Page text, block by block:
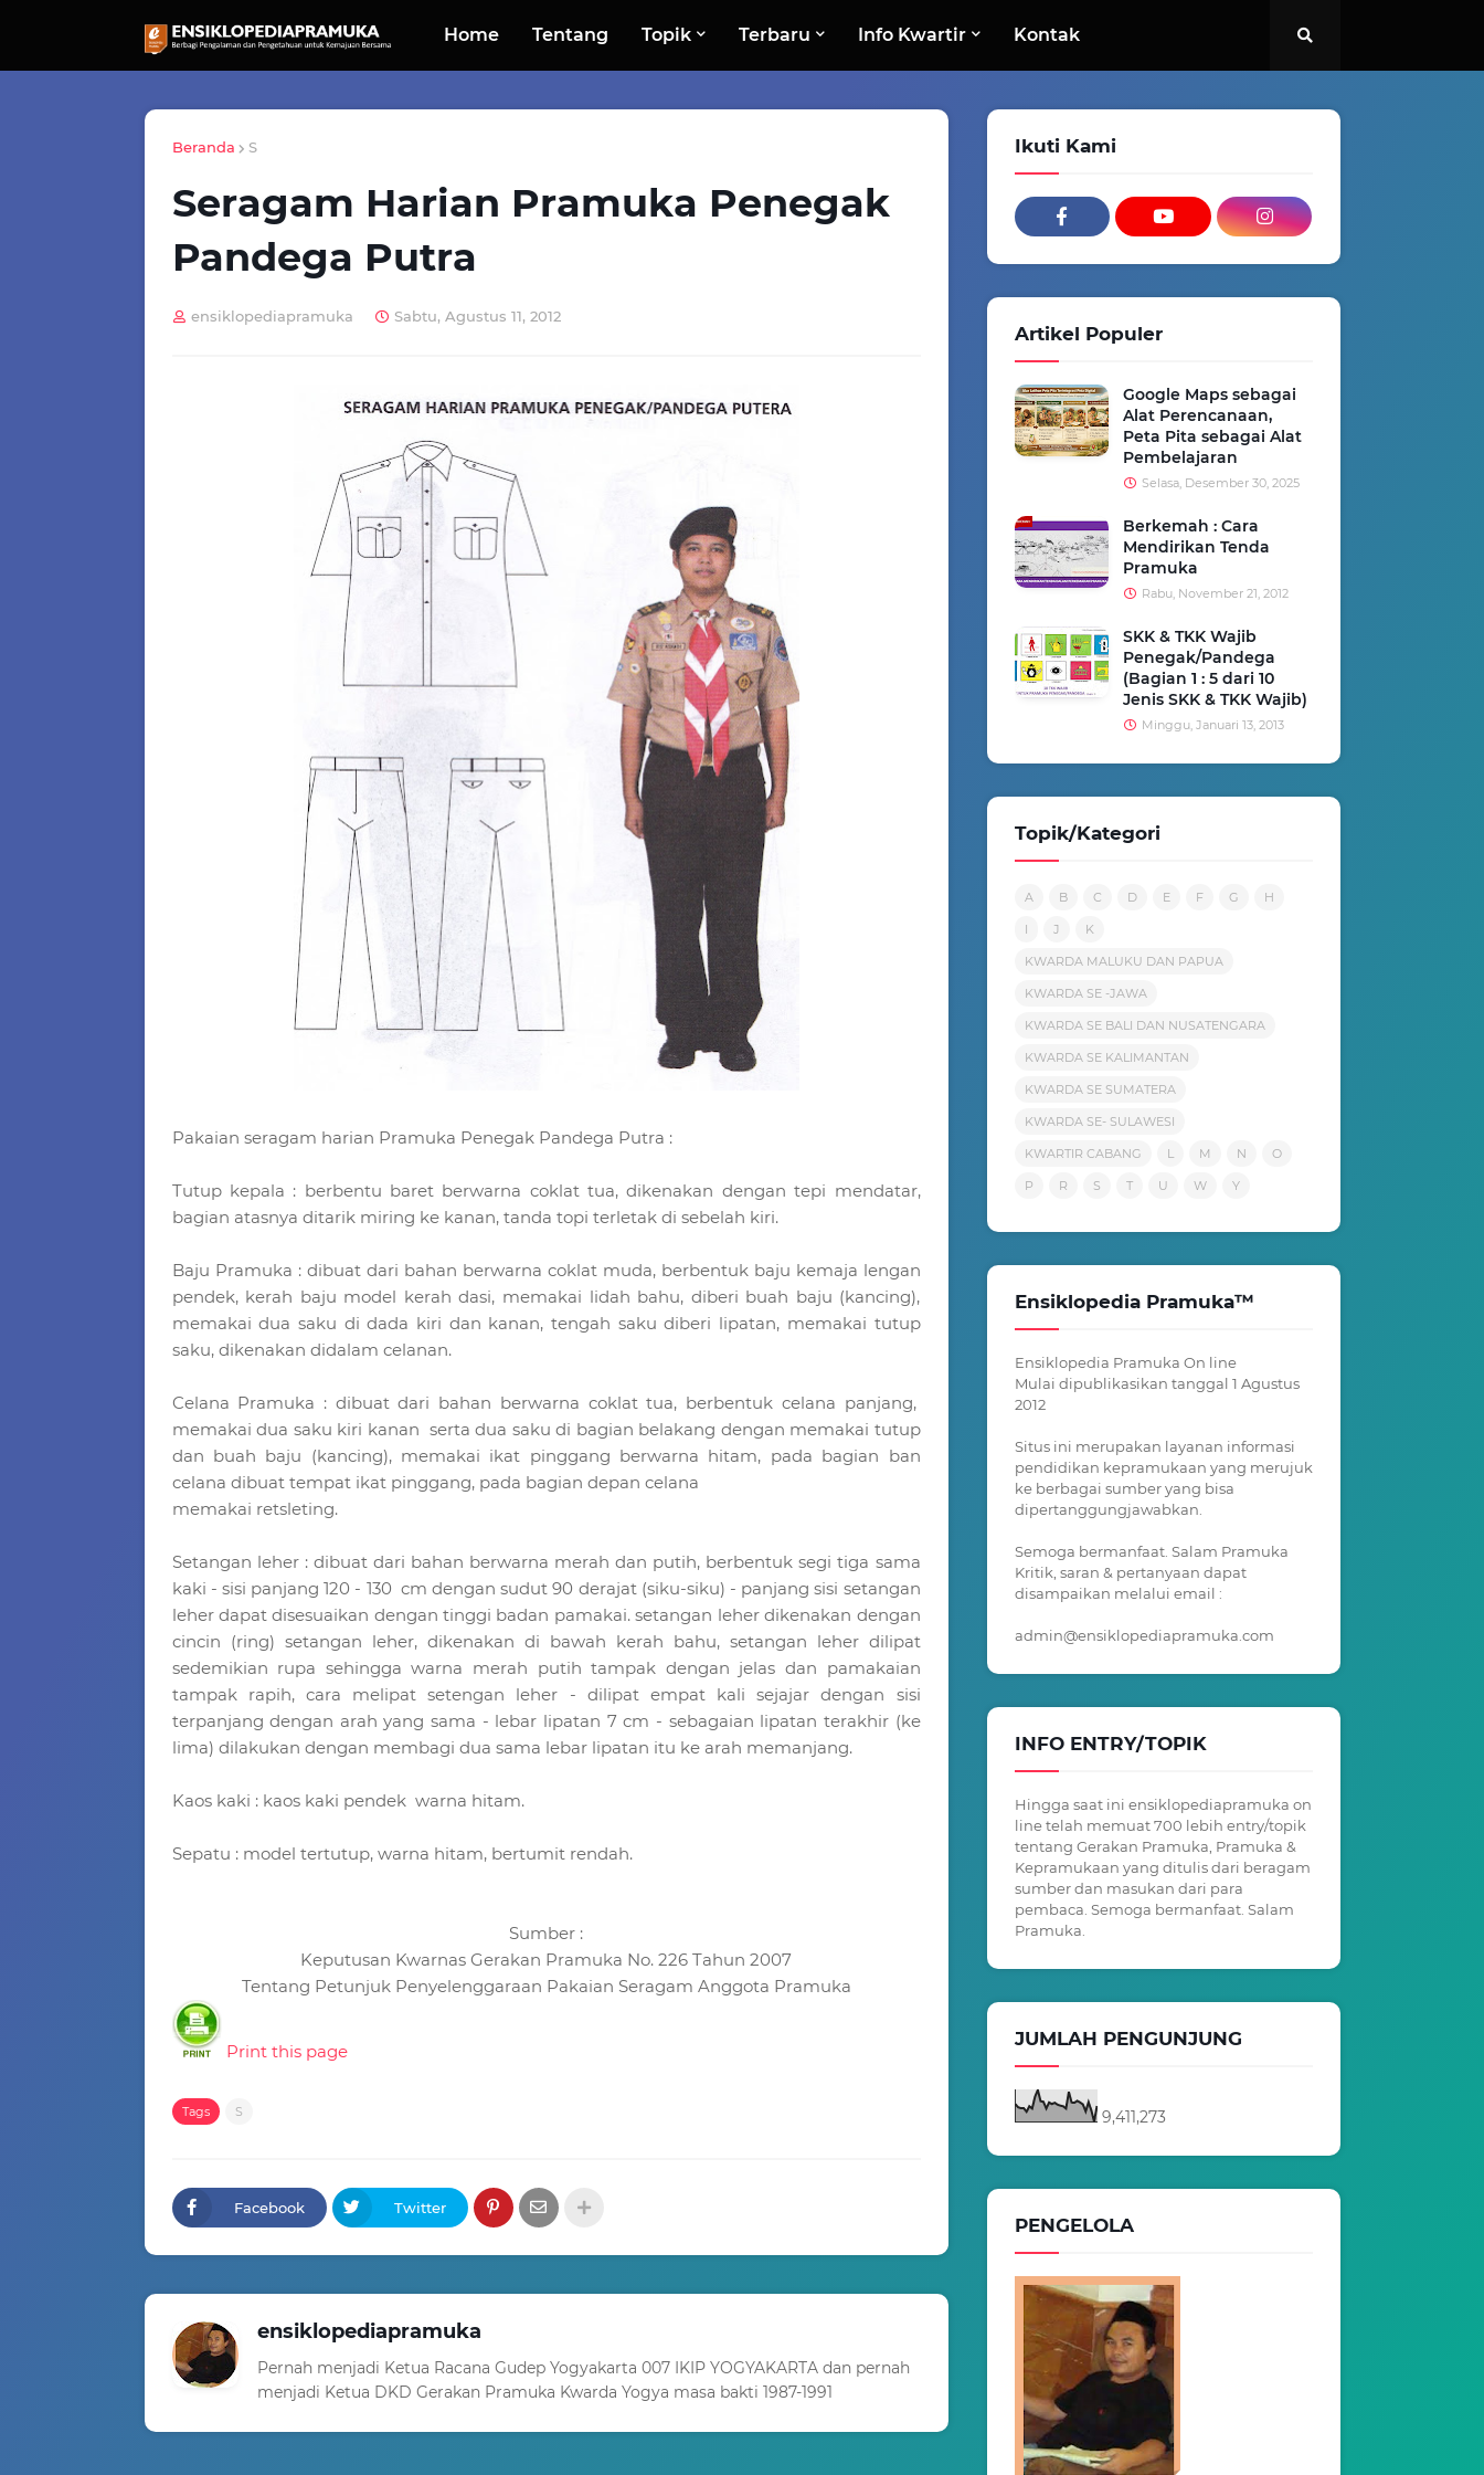
Home Tentang Topik Terbaru Info Kwartir Kontak
Beranda S
Seragam Harian Pramuka Penegak
Pandega Putra
ensiklopediapramuka Sabtu, Agustus 11, 2012
Pakaian seragam harian Pramuka Penegak Pandega Putra :
Tutup kepala : berbentu baret berwarna coklat tua, dikenakan dengan tepi mendatar,
bagian atasnya ditarik miring ke kanan, tanda topi terletak di sebelah kiri.
Baju Pramuka : dibuat dari bahan berwarna coklat muda, berbentuk baju kemaja lengan
pendek, kerah baju model kerah dasi, memakai lidah bahu, diberi buah baju (kancing),
memakai dua saku di dada kiri dan kanan, tengah saku diberi lipatan, memakai tutup
saku, dikenakan didalam celanan.
Celana Pramuka : dibuat dari bahan berwarna coklat tua, berbentuk celana panjang,
memakai dua saku kiri kanan serta dua saku di bagian belakang dengan memakai tutup
dan buah baju (kancing), memakai ikat pinggang berwarna hitam, pada bagian ban
celana dibuat tempat ikat pinggang, pada bagian depan celana
memakai retsleting.
Setangan leher : dibuat dari bahan berwarna merah dan putih, berbentuk segi tiga sama
kaki - sisi panjang 120 - 130 cm dengan sudut 90 derajat (siku-siku) - panjang sisi setangan
leher dapat disesuaikan dengan tinggi badan pamakai. setangan leher dikenakan dengan
cincin (ring) setangan leher, dikenakan di bawah kerah bahu, setangan leher dilipat
sedemikian rupa sehingga warna merah putih tampak dengan jelas dan pamakaian
tampak rapih, cara melipat setengan leher - dilipat empat kali sejajar dengan sisi
terpanjang dengan arah yang sama - lebar lipatan 7 cm - sebagaian lipatan terakhir (ke
lima) dilakukan dengan membagi dua sama lebar lipatan itu ke arah memanjang.
Kaos kaki : kaos kaki pendek warna hitam.
Sepatu : model tertutup, warna hitam, bertumit rendah.
Sumber :
Keputusan Kwarnas Gerakan Pramuka No. 226 Tahun 2007
Tentang Petunjuk Penyelenggaraan Pakaian Seragam Anggota Pramuka
Print this page
Tags S
Facebook Twitter
ensiklopediapramuka
Pernah menjadi Ketua Racana Gudep Yogyakarta 007 IKIP YOGYAKARTA dan pernah
menjadi Ketua DKD Gerakan Pramuka Kwarda Yogya masa bakti 1987-1991
Ikuti Kami
Artikel Populer
Google Maps sebagai
Alat Perencanaan,
Peta Pita sebagai Alat
Pembelajaran
Selasa, Desember 30, 2025
Berkemah : Cara
Mendirikan Tenda
Pramuka
Rabu, November 21, 2012
SKK & TKK Wajib
Penegak/Pandega
(Bagian 1 : 5 dari 10
Jenis SKK & TKK Wajib)
Minggu, Januari 13, 2013
Topik/Kategori
A B C D E F G H
I J K
KWARDA MALUKU DAN PAPUA
KWARDA SE -JAWA
KWARDA SE BALI DAN NUSATENGARA
KWARDA SE KALIMANTAN
KWARDA SE SUMATERA
KWARDA SE- SULAWESI
KWARTIR CABANG L M N O
P R S T U W Y
Ensiklopedia Pramuka™
Ensiklopedia Pramuka On line
Mulai dipublikasikan tanggal 1 Agustus
2012
Situs ini merupakan layanan informasi
pendidikan kepramukaan yang merujuk
ke berbagai sumber yang bisa
dipertanggungjawabkan.
Semoga bermanfaat. Salam Pramuka
Kritik, saran & pertanyaan dapat
disampaikan melalui email :
admin@ensiklopediapramuka.com
INFO ENTRY/TOPIK
Hingga saat ini ensiklopediapramuka on
line telah memuat 700 lebih entry/topik
tentang Gerakan Pramuka, Pramuka &
Kepramukaan yang ditulis dari beragam
sumber dan masukan dari para
pembaca. Semoga bermanfaat. Salam
Pramuka.
JUMLAH PENGUNJUNG
9,411,273
PENGELOLA